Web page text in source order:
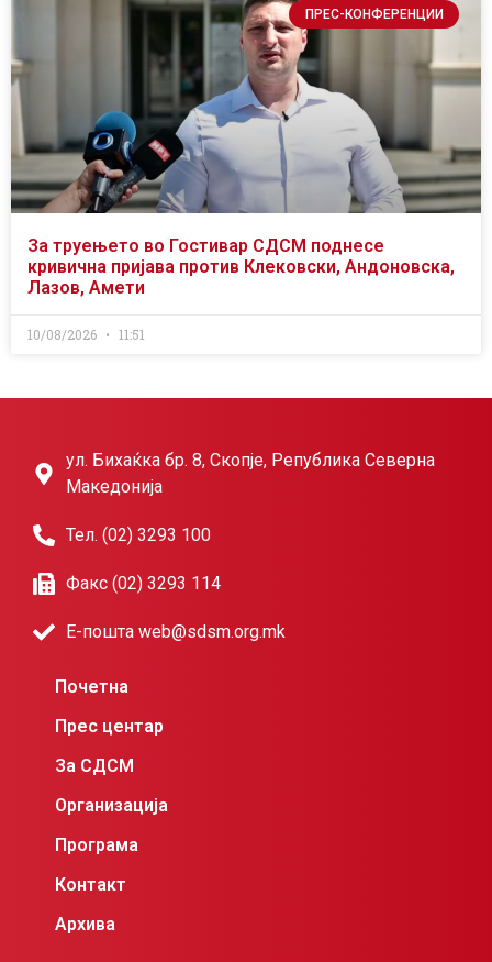
ПРЕС-КОНФЕРЕНЦИИ
За труењето во Гостивар СДСМ поднесе
кривична пријава против Клековски, Андоновска,
Лазов, Амети
10/08/2026 11:51
ул. Бихаќка бр. 8, Скопје, Република Северна
Македонија
Тел. (02) 3293 100
Факс (02) 3293 114
Е-пошта web@sdsm.org.mk
Почетна
Прес центар
За СДСМ
Организација
Програма
Контакт
Архива